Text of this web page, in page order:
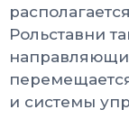
Рольставни
и системы